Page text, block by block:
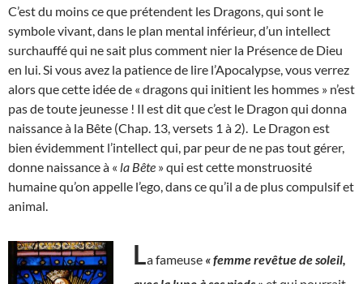
C’est du moins ce que prétendent les Dragons, qui sont le
symbole vivant, dans le plan mental inférieur, d’un intellect
surchauffé qui ne sait plus comment nier la Présence de Dieu
en lui. Si vous avez la patience de lire l’Apocalypse, vous verrez
alors que cette idée de « dragons qui initient les hommes » n’est
pas de toute jeunesse ! Il est dit que c’est le Dragon qui donna
naissance à la Bête (Chap. 13, versets 1 à 2). Le Dragon est
bien évidemment l’intellect qui, par peur de ne pas tout gérer,
donne naissance à « la Bête » qui est cette monstruosité
humaine qu’on appelle l’ego, dans ce qu’il a de plus compulsif et
animal.
La fameuse « femme revêtue de soleil,